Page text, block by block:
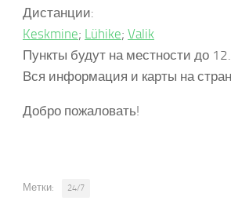
Дистанции:
Keskmine; Lühike; Valik
Пункты будут на местности до
Вся информация и карты на
Добро пожаловать!
Метки: 24/7